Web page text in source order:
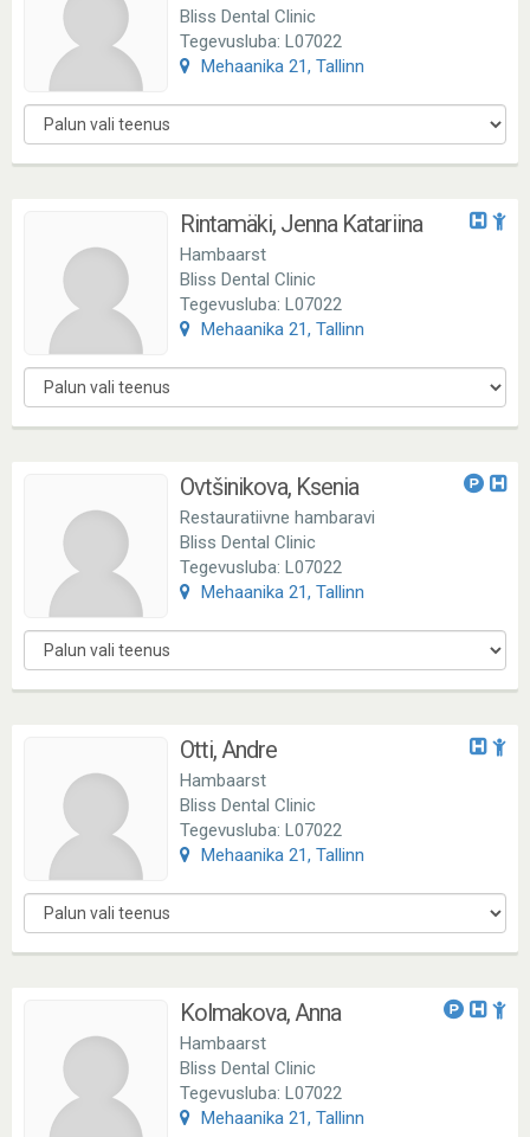
Bliss Dental Clinic
Tegevusluba: L07022
Mehaanika 21, Tallinn
Rintamäki, Jenna Katariina
Hambaarst
Bliss Dental Clinic
Tegevusluba: L07022
Mehaanika 21, Tallinn
Ovtšinikova, Ksenia
Restauratiivne hambaravi
Bliss Dental Clinic
Tegevusluba: L07022
Mehaanika 21, Tallinn
Otti, Andre
Hambaarst
Bliss Dental Clinic
Tegevusluba: L07022
Mehaanika 21, Tallinn
Kolmakova, Anna
Hambaarst
Bliss Dental Clinic
Tegevusluba: L07022
Mehaanika 21, Tallinn